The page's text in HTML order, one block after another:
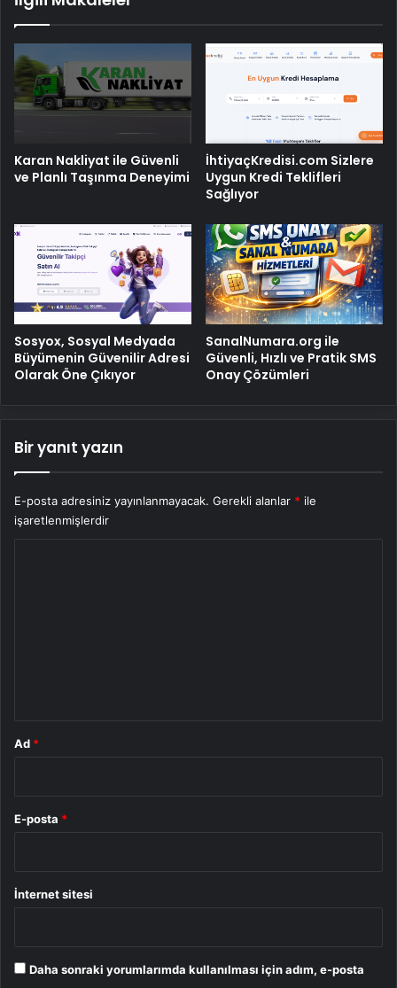
Karan Nakliyat ile Güvenli
ve Planlı Taşınma Deneyimi
İhtiyaçKredisi.com Sizlere
Uygun Kredi Teklifleri
Sağlıyor
Sosyox, Sosyal Medyada
Büyümenin Güvenilir Adresi
Olarak Öne Çıkıyor
SanalNumara.org ile
Güvenli, Hızlı ve Pratik SMS
Onay Çözümleri
Bir yanıt yazın
E-posta adresiniz yayınlanmayacak. Gerekli alanlar * ile
işaretlenmişlerdir
Ad *
E-posta *
İnternet sitesi
Daha sonraki yorumlarımda kullanılması için adım, e-posta